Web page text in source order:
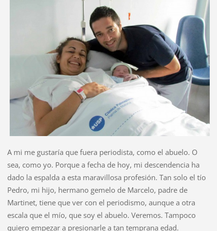
A mi me gustaría que fuera periodista, como el abuelo. O
sea, como yo. Porque a fecha de hoy, mi descendencia ha
dado la espalda a esta maravillosa profesión. Tan solo el tío
Pedro, mi hijo, hermano gemelo de Marcelo, padre de
Martinet, tiene que ver con el periodismo, aunque a otra
escala que el mío, que soy el abuelo. Veremos. Tampoco
quiero empezar a presionarle a tan temprana edad.